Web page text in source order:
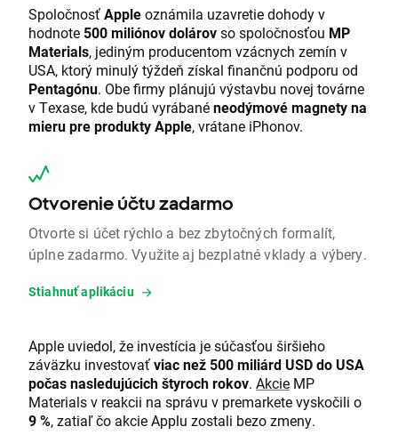
SpoločnosťAppleoznámila uzavretie dohody v
hodnote 500 miliónov dolárovso spoločnosťou MP
Materials, jediným producentom vzácnych zemín v
USA, ktorý minulý týždeň získal finančnú podporu od
Pentagónu. Obe firmy plánujú výstavbu novej továrne
v Texase, kde budú vyrábanéneodýmové magnety na
mieru pre produkty Apple, vrátane iPhonov.
Otvorenie účtu zadarmo
Otvorte si účet rýchlo a bez zbytočných formalít,
úplne zadarmo. Využite aj bezplatné vklady a výbery.
Stiahnuť aplikáciu
Apple uviedol, že investícia je súčasťou širšieho
záväzku investovaťviac než 500 miliárd USD do USA
počas nasledujúcich štyroch rokov. Akcie MP
Materials v reakcii na správu v premarkete vyskočili o
9 %, zatiaľ čo akcie Applu zostali bezo zmeny.